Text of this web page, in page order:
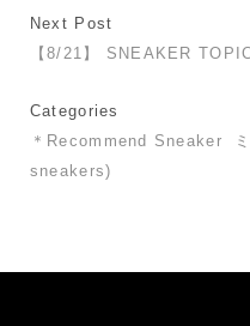
Next Post
【8/21】 SNEAKER
Categories
＊Recommend Sneaker
sneakers)